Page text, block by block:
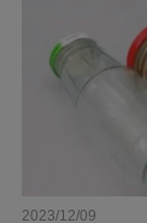
2023/12/09